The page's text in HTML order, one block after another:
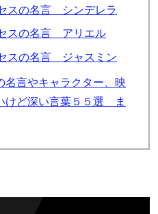
スの名言 シンデレラ
スの名言 アリエル
スの名言 ジャスミン
名言やキャラクター、映
けど深い言葉５５選 ま